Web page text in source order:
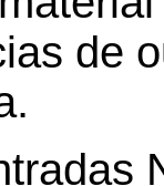
de